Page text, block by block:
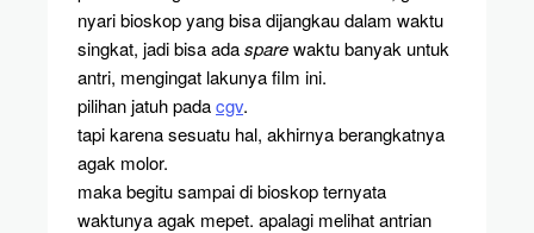
nyari bioskop yang bisa dijangkau dalam waktu
singkat, jadi bisa adasparewaktu banyak untuk
antri, mengingat lakunya film ini.
pilihan jatuh padacgv.
tapi karena sesuatu hal, akhirnya berangkatnya
agak molor.
maka begitu sampai di bioskop ternyata
waktunya agak mepet. apalagi melihat antrian